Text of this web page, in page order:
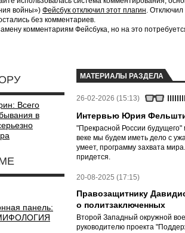
войны») Фейсбук отключил этот плагин.
без комментариев.
комментариям Фейсбука, но на это
Всего
в
панель:
МАТЕРИАЛЫ РАЗДЕЛА
26-02-2026 (15:13)
Интервью Юрия
"Прекрасной России будущего"
веке мы будем иметь дело с
умеет, программу захвата
придется.
20-08-2025 (17:15)
Правозащитнику
о политзаключенных
Второй Западный окружной
руководителю проекта